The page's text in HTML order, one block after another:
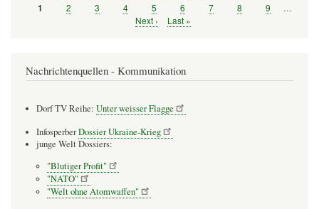
Seitennummerierung
Seite
1 Seite
2 Seite
3 Seite
4 Seite
5 Seite
6 Seite
7 Seite
8 Seite
9
…
Nächste
Next ›
Letzte
Last »
Nachrichtenquellen - Kommunikation
Dorf TV Reihe: Unter weisser Flagge
InfosperberDossier Ukraine-Krieg
junge Welt Dossiers:
"Blutiger Profit"
"NATO"
"Welt ohne Atomwaffen"